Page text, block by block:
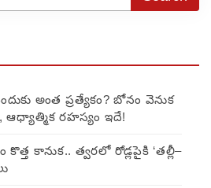
అంత ప్రత్యేకం? బోనం వెనుక
ఆధ్యాత్మిక రహస్యం ఇదే!
కొత్త కానుక.. త్వరలో రోడ్లపైకి ‘తల్లీ–